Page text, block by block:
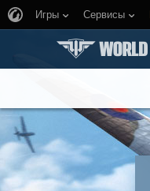
Игры Сервисы